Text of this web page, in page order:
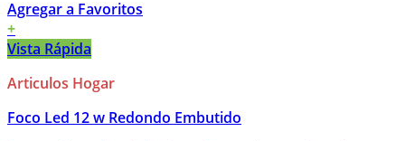
Agregar a Favoritos
+
Vista Rápida
Articulos Hogar
Foco Led 12 w Redondo Embutido